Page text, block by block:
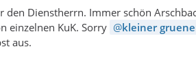
den Dienstherrn. Immer schön
einzelnen KuK. Sorry
kleiner
aus.